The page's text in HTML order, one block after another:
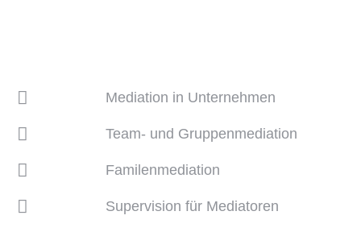
Mediation in Unternehmen
Team- und Gruppenmediation
Familenmediation
Supervision für Mediatoren